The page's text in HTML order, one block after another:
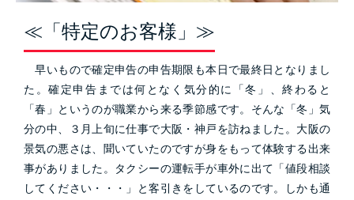
≪「特定のお客様」≫
早いもので確定申告の申告期限も本日で最終日となりまし
た。確定申告までは何となく気分的に「冬」、終わると
「春」というのが職業から来る季節感です。そんな「冬」気
分の中、３月上旬に仕事で大阪・神戸を訪ねました。大阪の
景気の悪さは、聞いていたのですが身をもって体験する出来
事がありました。タクシーの運転手が車外に出て「値段相談
してください・・・」と客引きをしているのです。しかも通